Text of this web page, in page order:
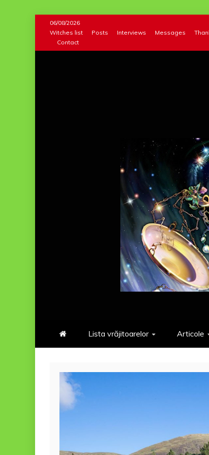
content
06/08/2026
Witches list
Posts Interviews Messages
Contact
Lista vrăjitoarelor Articole